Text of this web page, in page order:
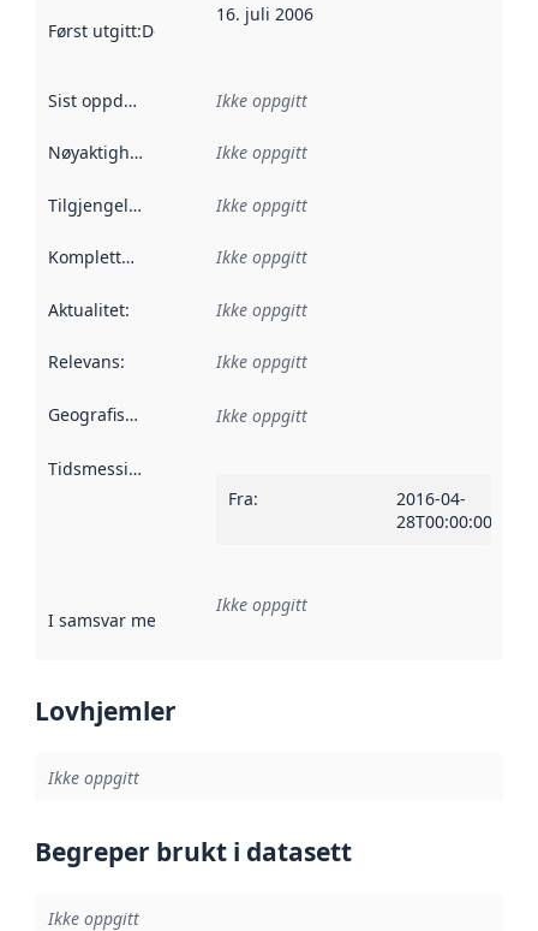
Først utgitt:Denne datoen sier når dataene i dette
16. juli 2006
Sist oppdatert Ikke oppgitt
Nøyaktighet Ikke oppgitt
Tilgjengelighet Ikke oppgitt
Kompletthet Ikke oppgitt
Aktualitet: Ikke oppgitt
Relevans: Ikke oppgitt
Geografisk avgrensning :
Ikke oppgitt
Tidsmessig avgrensning
Fra:
2016-04-
28T00:00:00Z
I samsvar med Referanse til en implementasjonsregel
Ikke oppgitt
Lovhjemler
Ikke oppgitt
Begreper brukt i datasett
Ikke oppgitt